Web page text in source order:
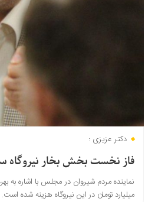
دکتر عزیزی :
فاز نخست بخش بخار نیروگاه
میلیارد تومان در این نیروگاه هزینه شده است.